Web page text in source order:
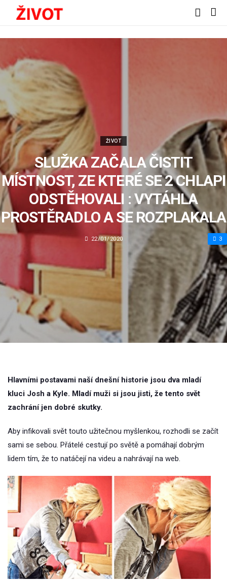
ŽIVOT
SLUŽKA ZAČALA ČISTIT
MÍSTNOST, ZE KTERÉ SE 2 CHLAPI
ODSTĚHOVALI : VYTÁHLA
PROSTĚRADLO A SE ROZPLAKALA
22/01/2020 3
Hlavními postavami naší dnešní historie jsou dva mladí
kluci Josh a Kyle. Mladí muži si jsou jisti, že tento svět
zachrání jen dobré skutky.
Aby infikovali svět touto užitečnou myšlenkou, rozhodli se začít
sami se sebou. Přátelé cestují po světě a pomáhají dobrým
lidem tím, že to natáčejí na videu a nahrávají na web.